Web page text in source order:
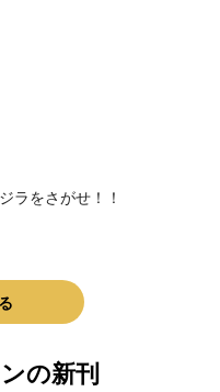
ラをさがせ！！
の新刊